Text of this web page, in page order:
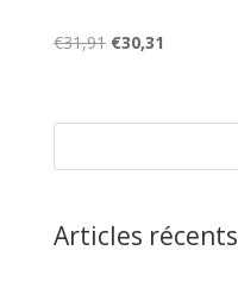
€31,91 Le
était :
€30,31
est :
Articles récents